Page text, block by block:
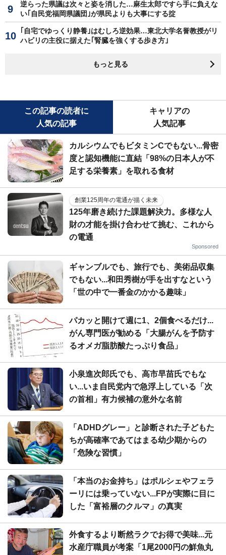
逆らった県議は次々と姿を消した…麻生太郎ですら手に負えな
い｢自民党福岡県議団｣が県民よりも大事にする掟
｢自宅でゆっくり静養｣はむしろ逆効果…東北大学名誉教授がリ
ハビリの主役に据えた｢腎臓を強くする歩き方｣
もっと見る
この記事の読者に
人気の記事
キャリアの
人気記事
カルシウムでもビタミンCでもない...骨密
度と認知機能に直結「98%の日本人が不
足する栄養素」を取れる食材
創業125周年の電通が描く未来
125年磨き続けた課題解決力。多様な人
財の才能を掛け合わせて挑む、これから
の電通
Sponsored
ギャンブルでも、旅行でも、美術品収集
でもない...和田秀樹が手を出すなという
「世の中で一番金のかかる趣味」
パカッと開けて週に1、2個食べるだけ...
がん専門医が勧める「大腸がんを予防す
るオメガ脂肪酸たっぷり食品」
小泉進次郎氏でも、高市早苗氏でもな
い...いま自民党内で急浮上している「次
の首相」有力候補の意外な名前
「ADHDグレー」と診断された子どもた
ちが高確率であてはまる幼少期からの
「危険な習慣」
「本当のお金持ち」はポルシェやフェラ
ーリには乗っていない...FPが実際に目に
した「富裕層のクルマ」の真実
外食するより断然ラクでお得で美味...元
水産庁職員が考案「1尾2000円の鮮魚丸